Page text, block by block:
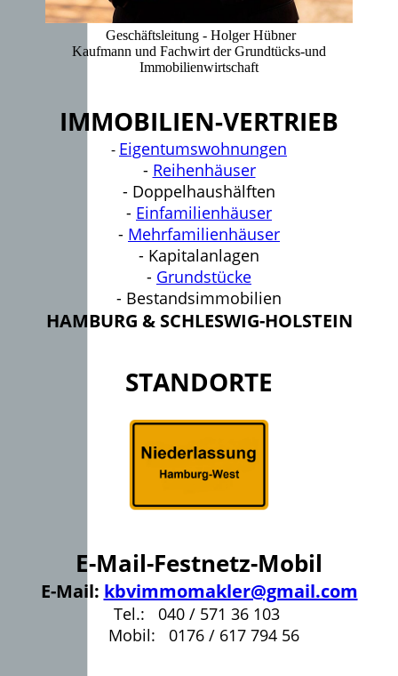
Geschäftsleitung - Holger Hübner
Kaufmann und Fachwirt der Grundtücks-und
Immobilienwirtschaft
IMMOBILIEN-VERTRIEB
- Eigentumswohnungen
- Reihenhäuser
- Doppelhaushälften
- Einfamilienhäuser
- Mehrfamilienhäuser
- Kapitalanlagen
- Grundstücke
- Bestandsimmobilien
HAMBURG & SCHLESWIG-HOLSTEIN
STANDORTE
E-Mail-Festnetz-Mobil
E-Mail: kbvimmomakler@gmail.com
Tel.: 040 / 571 36 103
Mobil: 0176 / 617 794 56